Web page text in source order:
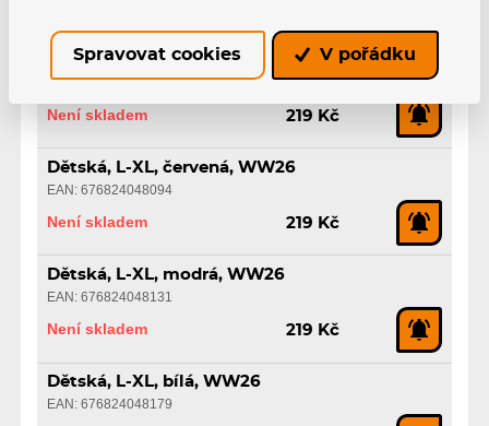
Dětská, L-XL, růžová, WW26
EAN: 676824048056
Není skladem 219 Kč
Dětská, L-XL, červená, WW26
EAN: 676824048094
Není skladem 219 Kč
Dětská, L-XL, modrá, WW26
EAN: 676824048131
Není skladem 219 Kč
Dětská, L-XL, bílá, WW26
EAN: 676824048179
Spravovat cookies V pořádku